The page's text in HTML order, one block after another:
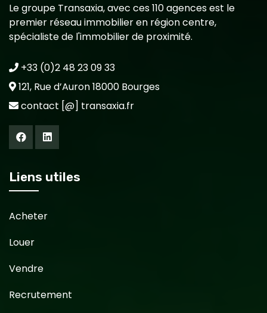
Le groupe Transaxia, avec ces 110 agences est le
premier réseau immobilier en région centre,
spécialiste de l'immobilier de proximité.
+33 (0)2 48 23 09 33
121, Rue d’Auron 18000 Bourges
contact [@] transaxia.fr
Liens utiles
Acheter
Louer
Vendre
Recrutement